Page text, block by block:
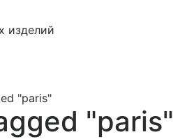
изделий
"paris"
"paris"